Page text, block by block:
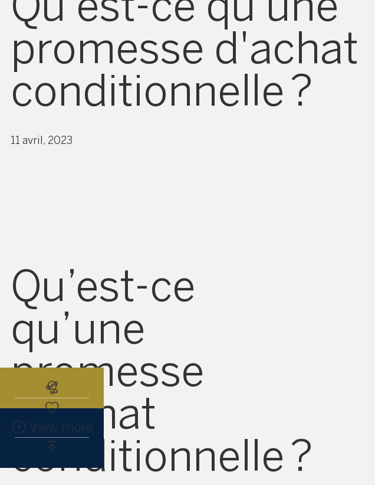
promesse d'achat
conditionnelle ?
11 avril, 2023
Qu’est-ce
qu’une
promesse
d’achat
conditionnelle ?
Abonnez-vous à l'alerte immobilière
View more